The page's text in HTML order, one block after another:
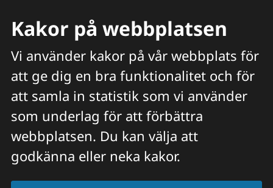
Kakor på webbplatsen
Vi använder kakor på vår webbplats för
att ge dig en bra funktionalitet och för
att samla in statistik som vi använder
som underlag för att förbättra
webbplatsen. Du kan välja att
godkänna eller neka kakor.
Meny Hitta veterinär Sök
Start / Kakor (cookies) och analys